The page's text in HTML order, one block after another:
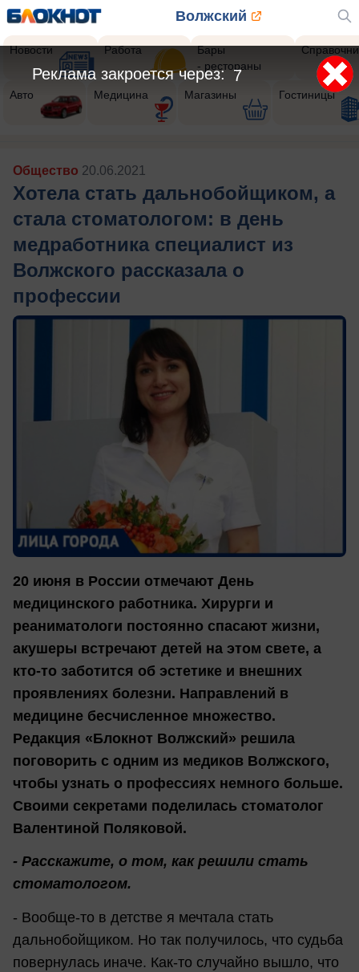
Волжский
Новости Работа
Бары
- рестораны
Авто Медицина Магазины Гостиницы
Общество 20.06.2021
Хотела стать дальнобойщиком, а
стала стоматологом: в день
медработника специалист из
Волжского рассказала о
профессии
20 июня в России отмечают День
медицинского работника. Хирурги и
реаниматологи постоянно спасают жизни,
акушеры встречают детей на этом свете, а
кто-то заботится об эстетике и внешних
проявлениях болезни. Направлений в
медицине бесчисленное множество.
Редакция «Блокнот Волжский» решила
поговорить с одним из медиков Волжского,
чтобы узнать о профессиях немного больше.
Своими секретами поделилась стоматолог
Валентиной Поляковой.
- Расскажите, о том, как решили стать
стоматологом.
- Вообще-то в детстве я мечтала стать
дальнобойщиком. Но так получилось, что судьба
повернулась иначе. Как-то случайно вышло, что
5
Реклама закроется через: